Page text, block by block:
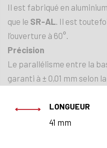
Il est fabriqué en
que le SR-AL
. Il est
l’ouverture à 60°.
Précision
Le parallélisme entre la
garanti à ± 0,01 mm selon
LONGUEUR
41 mm